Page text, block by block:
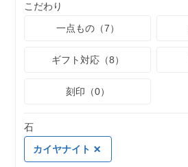
こだわり
一点もの（7）
ギフト対応（8）
刻印（0）
石
カイヤナイト